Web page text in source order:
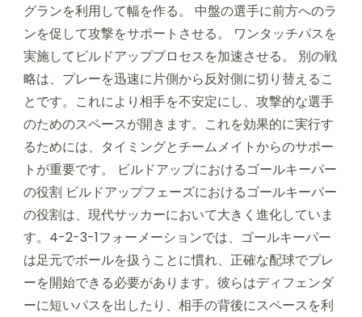
グランを利用して幅を作る。 中盤の選手に前方へのラ
ンを促して攻撃をサポートさせる。 ワンタッチパスを
実施してビルドアッププロセスを加速させる。 別の戦
略は、プレーを迅速に片側から反対側に切り替えるこ
とです。これにより相手を不安定にし、攻撃的な選手
のためのスペースが開きます。これを効果的に実行す
るためには、タイミングとチームメイトからのサポー
トが重要です。 ビルドアップにおけるゴールキーパー
の役割 ビルドアップフェーズにおけるゴールキーパー
の役割は、現代サッカーにおいて大きく進化していま
す。4-2-3-1フォーメーションでは、ゴールキーパー
は足元でボールを扱うことに慣れ、正確な配球でプレ
ーを開始できる必要があります。彼らはディフェンダ
ーに短いパスを出したり、相手の背後にスペースを利